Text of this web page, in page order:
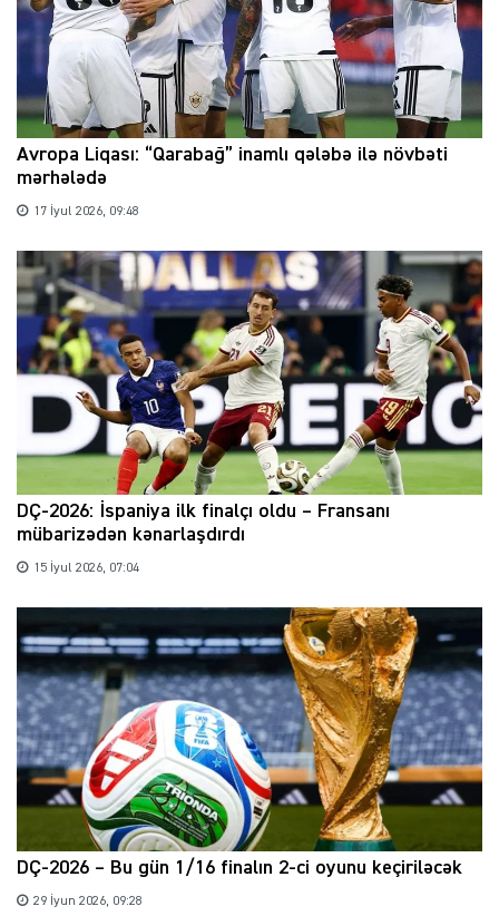
Avropa Liqası: “Qarabağ” inamlı qələbə ilə növbəti
mərhələdə
17 İyul 2026, 09:48
DÇ-2026: İspaniya ilk finalçı oldu – Fransanı
mübarizədən kənarlaşdırdı
15 İyul 2026, 07:04
DÇ-2026 – Bu gün 1/16 finalın 2-ci oyunu keçiriləcək
29 İyun 2026, 09:28